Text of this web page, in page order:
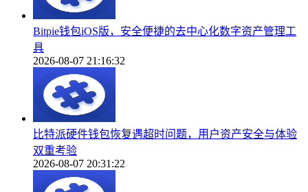
Bitpie钱包iOS版，安全便捷的去中心化数字资产管理工
具
2026-08-07 21:16:32
比特派硬件钱包恢复遇超时问题，用户资产安全与体验
双重考验
2026-08-07 20:31:22